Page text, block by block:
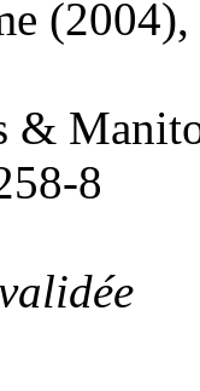
(2004)
&
8